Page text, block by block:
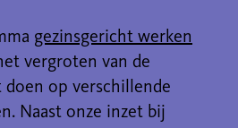
gezinsgericht werken
vergroten van de
doen op verschillende
Naast onze inzet bij